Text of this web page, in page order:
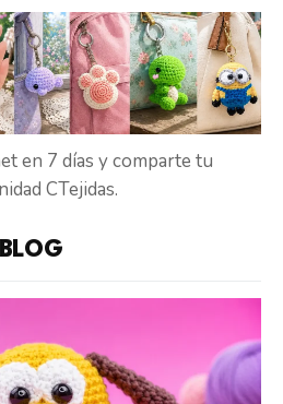
en 7 días y comparte tu
CTejidas.